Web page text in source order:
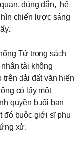
đúng đắn, thể
chiến lược sáng
Tử trong sách
tài không
trên dải đất văn hiến
có lấy một
quyền buổi ban
đó buộc giới sĩ phu
xử.